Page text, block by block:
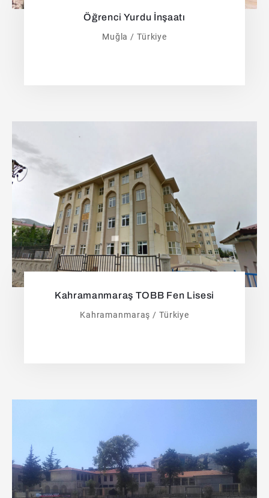
Öğrenci Yurdu İnşaatı
Muğla / Türkiye
Kahramanmaraş TOBB Fen Lisesi
Kahramanmaraş / Türkiye